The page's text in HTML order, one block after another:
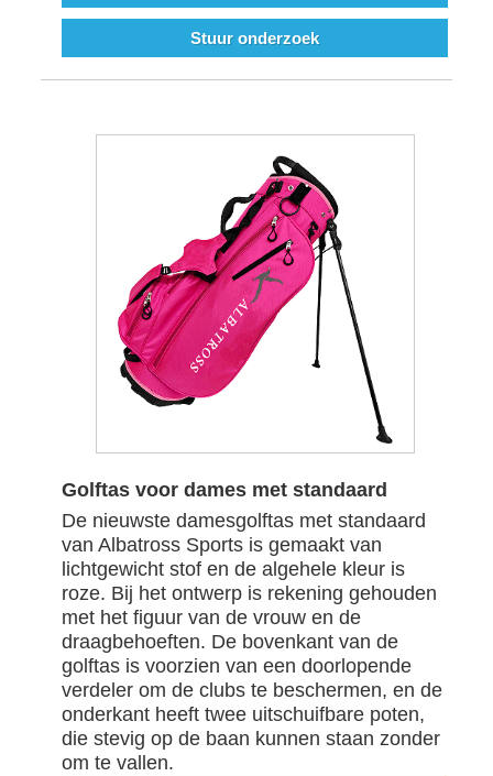
Stuur onderzoek
Golftas voor dames met standaard
De nieuwste damesgolftas met standaard
van Albatross Sports is gemaakt van
lichtgewicht stof en de algehele kleur is
roze. Bij het ontwerp is rekening gehouden
met het figuur van de vrouw en de
draagbehoeften. De bovenkant van de
golftas is voorzien van een doorlopende
verdeler om de clubs te beschermen, en de
onderkant heeft twee uitschuifbare poten,
die stevig op de baan kunnen staan ​​zonder
om te vallen.